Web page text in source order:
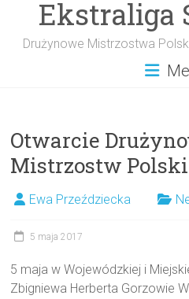
Przejdź
treści
Ekstraliga
Drużynowe Mistrzostwa
Otwarcie
Mistrzostw
Ewa Przeździecka
5 maja 2017
5 maja w Wojewódzkiej i
Zbigniewa Herberta Gorzowie